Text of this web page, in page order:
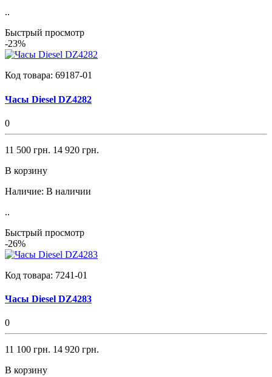
..
Быстрый просмотр
-23%
Код товара: 69187-01
Часы Diesel DZ4282
0
11 500 грн. 14 920 грн.
В корзину
Наличие: В наличии
..
Быстрый просмотр
-26%
Код товара: 7241-01
Часы Diesel DZ4283
0
11 100 грн. 14 920 грн.
В корзину